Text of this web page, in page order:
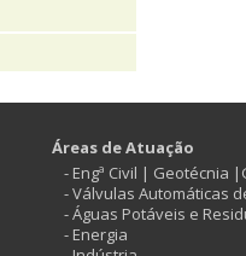
Áreas de Atuação
- Engª Civil | Geotécnia
- Válvulas Automáticas
- Águas Potáveis e
- Energia